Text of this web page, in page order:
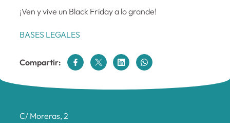
¡Ven y vive un Black Friday a lo grande!
BASES LEGALES
Compartir:
C/ Moreras, 2